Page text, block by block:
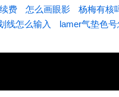
费 怎么画眼影 杨梅有核
线怎么输入 lamer气垫色